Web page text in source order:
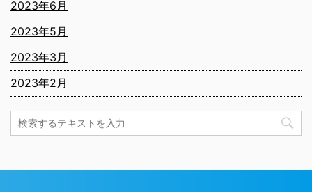
2023年6月
2023年5月
2023年3月
2023年2月